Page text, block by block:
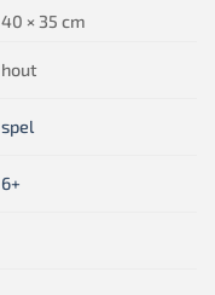
40 × 35 cm
hout
spel
6+